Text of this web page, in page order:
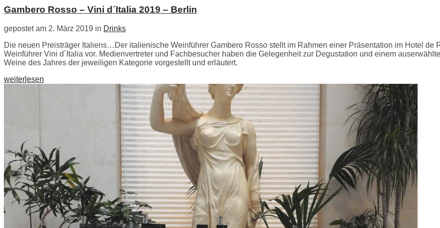
Gambero Rosso – Vini d´Italia 2019 – Berlin
gepostet am 2. März 2019 in Drinks
Die neuen Preisträger Italiens…Der italienische Weinführer Gambero Rosso stellt im Rahmen einer Präsentation im Hotel de
Weinführer Vini d´Italia vor. Medienvertreter und Fachbesucher haben die Gelegenheit zur Degustation und einem
Weine des Jahres der jeweiligen Kategorie vorgestellt und erläutert.
weiterlesen